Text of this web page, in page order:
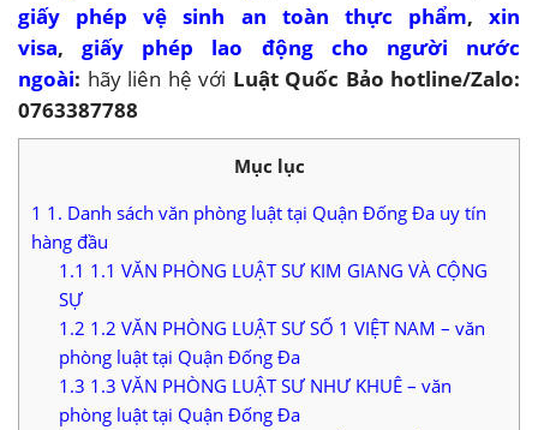
giấy phép vệ sinh an toàn thực phẩm, xin
visa,giấy phép lao động cho người nước
ngoài: hãy liên hệ với Luật Quốc Bảo hotline/Zalo:
0763387788
Mục lục
1 1. Danh sách văn phòng luật tại Quận Đống Đa uy tín
hàng đầu
1.1 1.1 VĂN PHÒNG LUẬT SƯ KIM GIANG VÀ CỘNG
SỰ
1.2 1.2 VĂN PHÒNG LUẬT SƯ SỐ 1 VIỆT NAM – văn
phòng luật tại Quận Đống Đa
1.3 1.3 VĂN PHÒNG LUẬT SƯ NHƯ KHUÊ – văn
phòng luật tại Quận Đống Đa